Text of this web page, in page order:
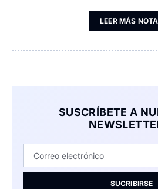
LEER MÁS
SUSCRÍBETE A
SUCRIBIRSE